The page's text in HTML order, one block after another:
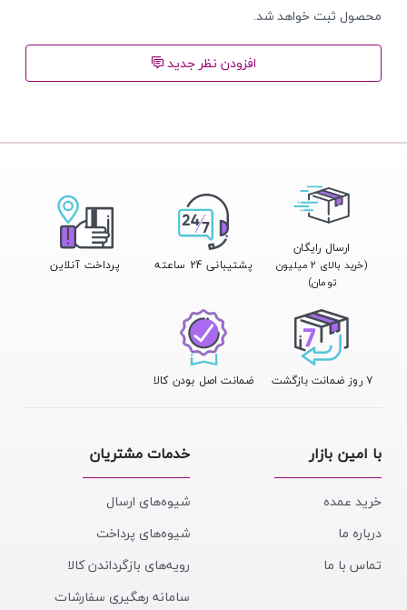
محصول ثبت خواهد شد.
افزودن نظر جدید
ارسال رایگان
(خرید بالای ۲ میلیون
تومان)
پشتیبانی 24 ساعته پرداخت آنلاین
۷ روز ضمانت بازگشت ضمانت اصل بودن کالا
با امین بازار
خرید عمده
درباره ما
تماس با ما
خدمات مشتریان
شیوه‌های ارسال
شیوه‌های پرداخت
رویه‌های بازگرداندن کالا
سامانه رهگیری سفارشات